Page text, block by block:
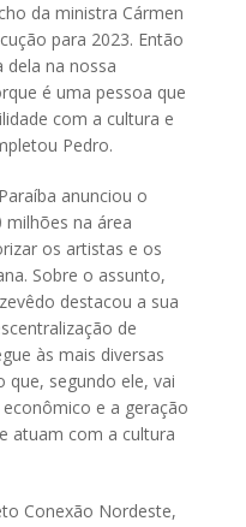
da ministra Cármen
para 2023. Então
dela na nossa
é uma pessoa que
com a cultura e
Pedro.
anunciou o
milhões na área
os artistas e os
Sobre o assunto,
destacou a sua
de
às mais diversas
que, segundo ele, vai
e a geração
atuam com a cultura
Conexão Nordeste,